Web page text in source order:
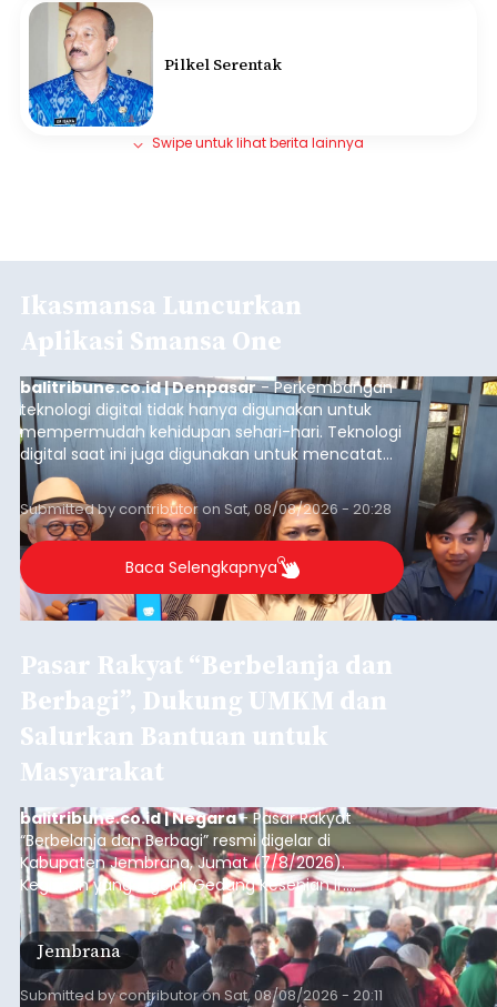
Pilkel Serentak
Swipe untuk lihat berita lainnya
Ikasmansa Luncurkan
Aplikasi Smansa One
balitribune.co.id | Denpasar- Perkembangan
teknologi digital tidak hanya digunakan untuk
mempermudah kehidupan sehari-hari. Teknologi
digital saat ini juga digunakan untuk mencatat
dan mengelola data base alumni dari suatu
sekolah, salah satunya adalah alumni SMA 1
Denpasar.
Submitted bycontributoronSat, 08/08/2026 - 20:28
Baca Selengkapnya
Pasar Rakyat “Berbelanja dan
Berbagi”, Dukung UMKM dan
Salurkan Bantuan untuk
Masyarakat
balitribune.co.id | Negara- Pasar Rakyat
“Berbelanja dan Berbagi” resmi digelar di
Kabupaten Jembrana, Jumat (7/8/2026).
Kegiatan yang digelar Gedung Kesenian Ir.
Soekarno ini memadukan pemberdayaan
ekonomi masyarakat dengan aksi sosial tersebut
mendapat antusiasme tinggi dan mencatat nilai
transaksi mencapai Rp672.733.200.
Jembrana
Submitted bycontributoronSat, 08/08/2026 - 20:11